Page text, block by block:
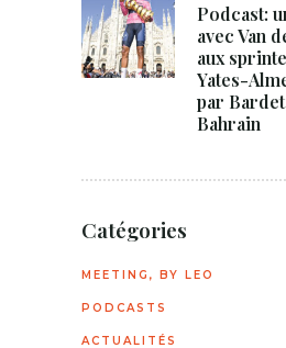
Podcast:
avec Van
aux
Yates-
par
Bahrain
Catégories
MEETING, BY LEO
PODCASTS
ACTUALITÉS